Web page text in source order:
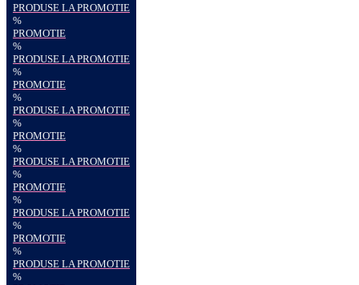
PRODUSE LA PROMOTIE
%
PROMOTIE
%
PRODUSE LA PROMOTIE
%
PROMOTIE
%
PRODUSE LA PROMOTIE
%
PROMOTIE
%
PRODUSE LA PROMOTIE
%
PROMOTIE
%
PRODUSE LA PROMOTIE
%
PROMOTIE
%
PRODUSE LA PROMOTIE
%